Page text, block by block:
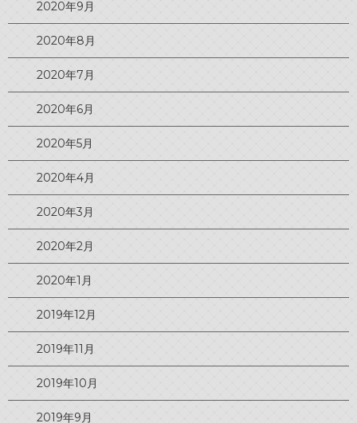
2020年9月
2020年8月
2020年7月
2020年6月
2020年5月
2020年4月
2020年3月
2020年2月
2020年1月
2019年12月
2019年11月
2019年10月
2019年9月